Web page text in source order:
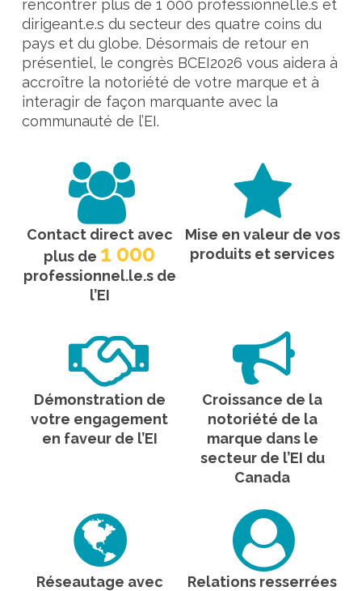
rencontrer plus de 1 000 professionnel.le.s et
dirigeant.e.s du secteur des quatre coins du
pays et du globe. Désormais de retour en
présentiel, le congrès BCEI2026 vous aidera à
accroître la notoriété de votre marque et à
interagir de façon marquante avec la
communauté de l’EI.
Contact direct avec
plus de 1 000
professionnel.le.s de
l’EI
Mise en valeur de vos
produits et services
Démonstration de
votre engagement
en faveur de l’EI
Croissance de la
notoriété de la
marque dans le
secteur de l’EI du
Canada
Réseautage avec
Relations resserrées